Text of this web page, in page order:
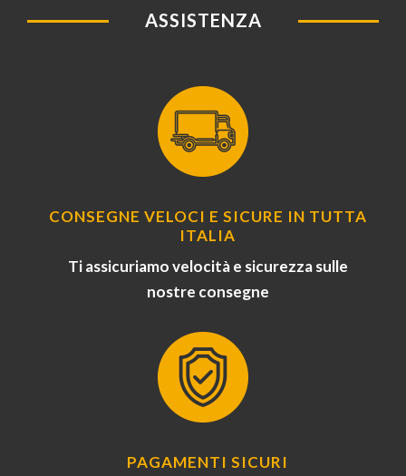
ASSISTENZA
CONSEGNE VELOCI E SICURE IN TUTTA
ITALIA
Ti assicuriamo velocità e sicurezza sulle
nostre consegne
PAGAMENTI SICURI